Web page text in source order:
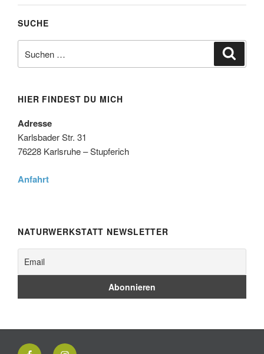
SUCHE
nach:
HIER FINDEST DU MICH
Adresse
Karlsbader Str. 31
76228 Karlsruhe – Stupferich
Anfahrt
NATURWERKSTATT NEWSLETTER
FacebookInstagram